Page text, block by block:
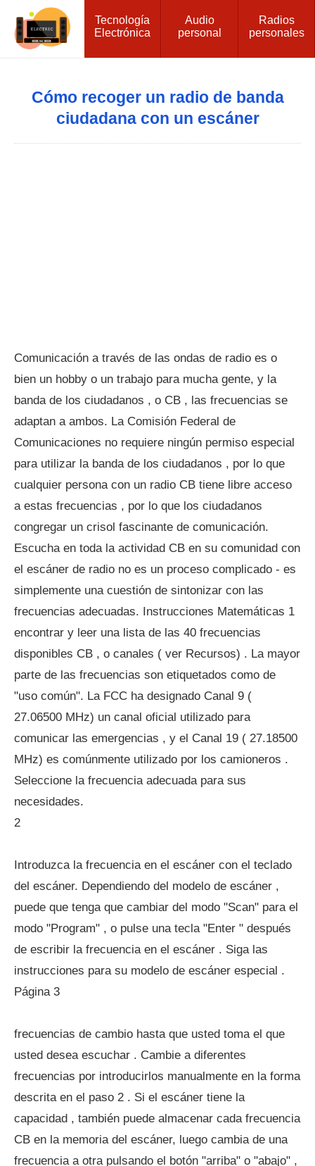
Tecnología
Electrónica
Audio
personal
Radios
personales
Cómo recoger un radio de banda
ciudadana con un escáner
Comunicación a través de las ondas de radio es o
bien un hobby o un trabajo para mucha gente, y la
banda de los ciudadanos , o CB , las frecuencias se
adaptan a ambos. La Comisión Federal de
Comunicaciones no requiere ningún permiso especial
para utilizar la banda de los ciudadanos , por lo que
cualquier persona con un radio CB tiene libre acceso
a estas frecuencias , por lo que los ciudadanos
congregar un crisol fascinante de comunicación.
Escucha en toda la actividad CB en su comunidad con
el escáner de radio no es un proceso complicado - es
simplemente una cuestión de sintonizar con las
frecuencias adecuadas. Instrucciones Matemáticas 1
encontrar y leer una lista de las 40 frecuencias
disponibles CB , o canales ( ver Recursos) . La mayor
parte de las frecuencias son etiquetados como de
"uso común". La FCC ha designado Canal 9 (
27.06500 MHz) un canal oficial utilizado para
comunicar las emergencias , y el Canal 19 ( 27.18500
MHz) es comúnmente utilizado por los camioneros .
Seleccione la frecuencia adecuada para sus
necesidades.
2
Introduzca la frecuencia en el escáner con el teclado
del escáner. Dependiendo del modelo de escáner ,
puede que tenga que cambiar del modo "Scan" para el
modo "Program" , o pulse una tecla "Enter " después
de escribir la frecuencia en el escáner . Siga las
instrucciones para su modelo de escáner especial .
Página 3
frecuencias de cambio hasta que usted toma el que
usted desea escuchar . Cambie a diferentes
frecuencias por introducirlos manualmente en la forma
descrita en el paso 2 . Si el escáner tiene la
capacidad , también puede almacenar cada frecuencia
CB en la memoria del escáner, luego cambia de una
frecuencia a otra pulsando el botón "arriba" o "abajo" ,